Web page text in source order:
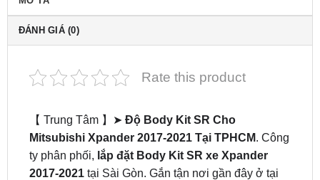
【 Trung Tâm 】➤Độ Body Kit SR Cho
ty phân phối,lắp đặt Body Kit SR xe Xpander
2017-2021tại Sài Gòn. Gắn tận nơi gần đây ở tại
HCM. Nhiều mẫu mã – Phong cách độc lạ. Giá siêu
HOT! ZKar Auto trung tâm chuyên cung cấp phụ